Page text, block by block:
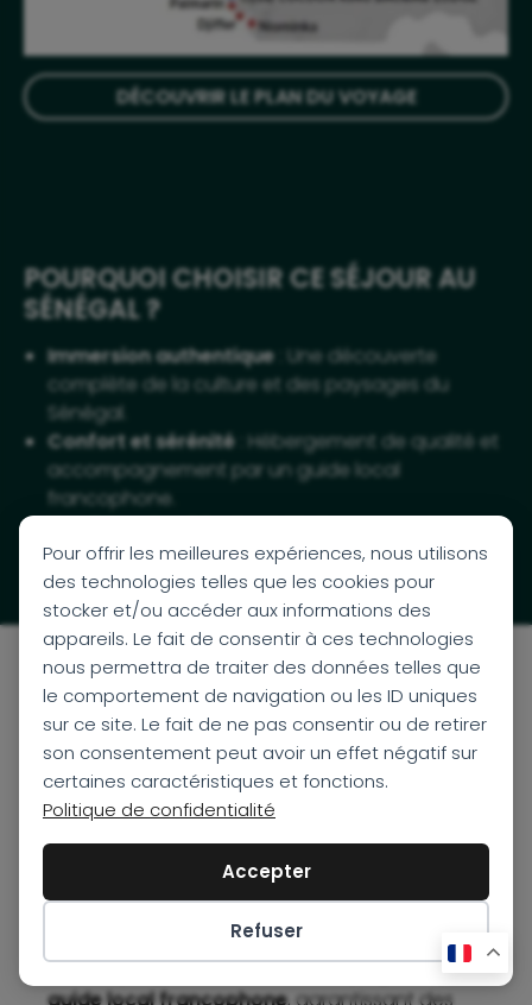
Pour offrir les meilleures expériences, nous utilisons
des technologies telles que les cookies pour
stocker et/ou accéder aux informations des
appareils. Le fait de consentir à ces technologies
nous permettra de traiter des données telles que
le comportement de navigation ou les ID uniques
sur ce site. Le fait de ne pas consentir ou de retirer
son consentement peut avoir un effet négatif sur
certaines caractéristiques et fonctions.
Politique de confidentialité
Accepter
Refuser
Préférences des cookies
DÉCOUVRIR LE PLAN DU VOYAGE
POURQUOI CHOISIR CE SÉJOUR AU
SÉNÉGAL ?
Immersion authentique : Une découverte
complète de la culture et des paysages du
Sénégal.
Confort et sérénité : Hébergement de qualité et
accompagnement par un guide local
francophone.
de l’environnement et des communautés locales.
Vols réguliers: Les départs s’effectuent depuis la
France, selon le plan de vols établi.
Hébergement: Votre séjour comprend 6 nuits en
chambre standard avec pension complète
dans des établissements soigneusement
sélectionnés.
, offrant un confort optimal
: Toutes les excursions incluses
dans le programme sont accompagnées par un